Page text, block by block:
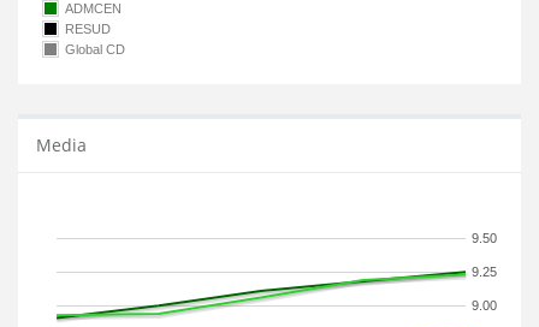
ADMCEN
RESUD
Global CD
Media
9.00
9.25
9.50